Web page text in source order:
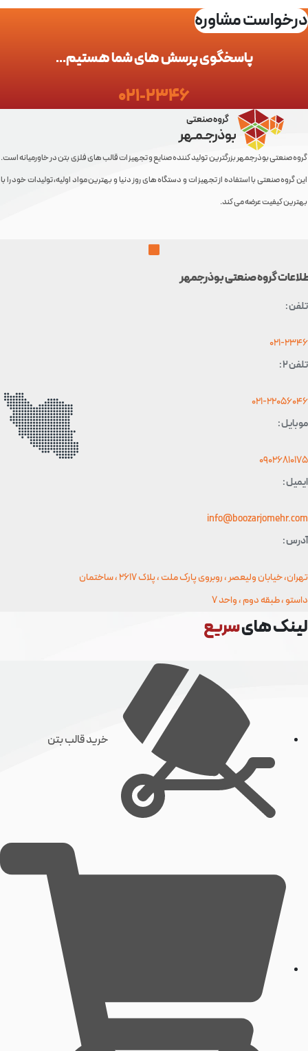
مشاوره
پاسخگوی پرسش های شما هستیم...
021-2346
صنعتی بوذرجمهر بزرگترین تولید کننده صنایع و تجهیزات قالب های فلزی بتن در خاورمیانه است.
صنعتی با استفاده از تجهیزات و دستگاه های روز دنیا و بهترین مواد اولیه، تولیدات خود را با
کیفیت عرضه می کند.
گروه صنعتی بوذرجمهر
:
021-
:
021-
:
:
:
تهران، خیابان ولیعصر ، روبروی پارک ملت ، پلاک 2617 ، ساختمان
، طبقه دوم ، واحد 7
هایسریع
خرید قالب بتن